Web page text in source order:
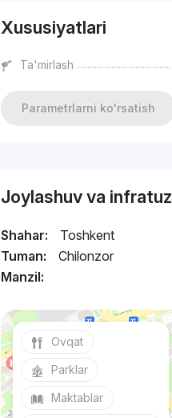
Xususiyatlari
Ta'mirlash
Parametrlarni ko'rsatish
Joylashuv va
Shahar:
Toshkent
Tuman:
Chilonzor
Manzil:
Ovqat
Parklar
Maktablar